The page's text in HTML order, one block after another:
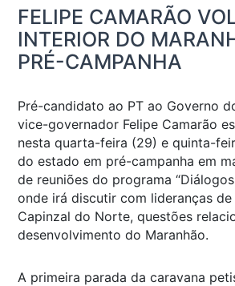
FELIPE CAMARÃO
INTERIOR DO
PRÉ-CAMPANHA
Pré-candidato ao PT ao Governo
vice-governador Felipe Camarão
nesta quarta-feira (29) e quinta-
do estado em pré-campanha em
de reuniões do programa
onde irá discutir com lideranças de
Capinzal do Norte, questões
desenvolvimento do Maranhão.
A primeira parada da caravana